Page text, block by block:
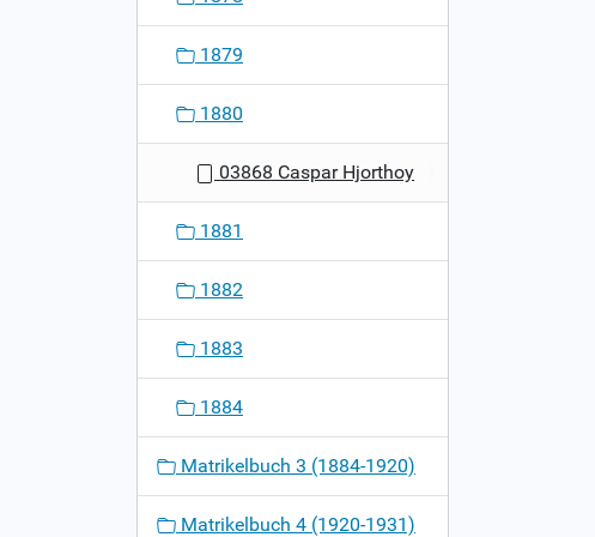
1879
1880
03868 Caspar Hjorthoy
1881
1882
1883
1884
Matrikelbuch 3 (1884-1920)
Matrikelbuch 4 (1920-1931)